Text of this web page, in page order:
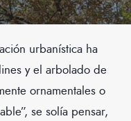
urbanística ha
y el arbolado de
ornamentales o
se solía pensar,